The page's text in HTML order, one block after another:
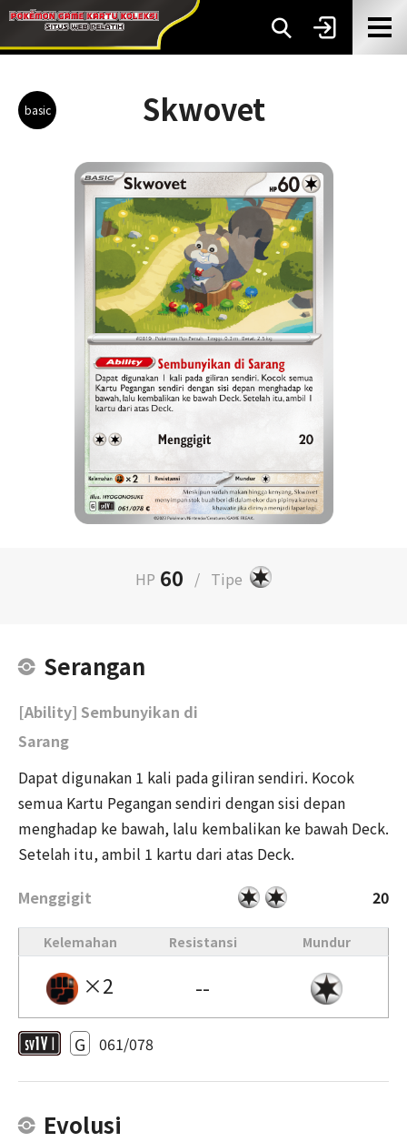
basic Skwovet
HP 60 / Tipe
Serangan
[Ability] Sembunyikan di
Sarang
Dapat digunakan 1 kali pada giliran sendiri. Kocok
semua Kartu Pegangan sendiri dengan sisi depan
menghadap ke bawah, lalu kembalikan ke bawah Deck.
Setelah itu, ambil 1 kartu dari atas Deck.
Menggigit
20
Kelemahan Resistansi Mundur
×2 --
G 061/078
Evolusi